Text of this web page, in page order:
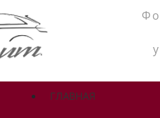
ГЛАВНАЯ